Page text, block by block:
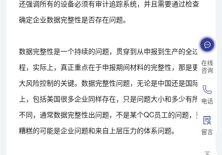
在线
咨询
电话
留言
还强调所有的设备必须有审计追踪系统，并且需要通过检查
确定企业数据完整性是否存在问题。
数据完整性是一个持续的问题，贯穿到从申报到生产的全过
程，实际上，真正重点在于申报期间材料的完整性，那是更
大风险控制的关键。数据完整性问题，无论是中国还是国际
上，包括美国很多企业同样存在，只是问题大小和多少有所
不同，通常数据完整性出问题，不是某个QC员工的问题，更
糟糕的可能是企业问题和来自上层压力的体系问题。